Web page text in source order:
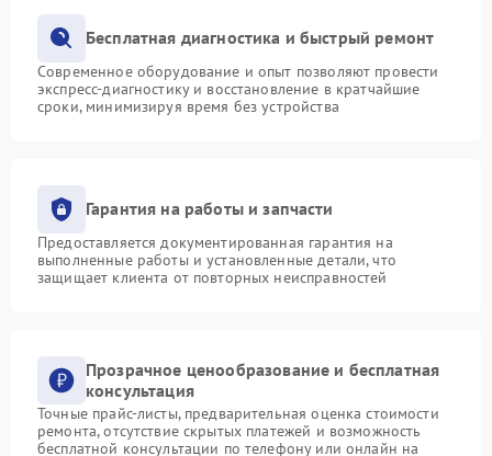
Бесплатная диагностика и быстрый ремонт
Современное оборудование и опыт позволяют провести
экспресс-диагностику и восстановление в кратчайшие
сроки, минимизируя время без устройства
Гарантия на работы и запчасти
Предоставляется документированная гарантия на
выполненные работы и установленные детали, что
защищает клиента от повторных неисправностей
Прозрачное ценообразование и бесплатная
консультация
Точные прайс-листы, предварительная оценка стоимости
ремонта, отсутствие скрытых платежей и возможность
бесплатной консультации по телефону или онлайн на